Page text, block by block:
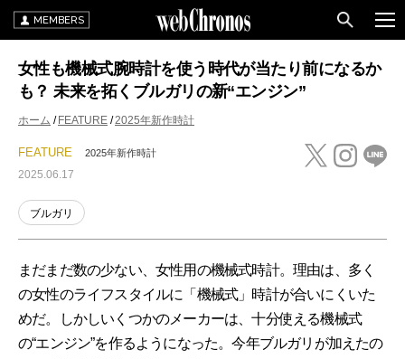
MEMBERS
女性も機械式腕時計を使う時代が当たり前になるか
も？ 未来を拓くブルガリの新“エンジン”
ホーム FEATURE 2025年新作時計
FEATURE 2025年新作時計
2025.06.17
ブルガリ
まだまだ数の少ない、女性用の機械式時計。理由は、多く
の女性のライフスタイルに「機械式」時計が合いにくいた
めだ。しかしいくつかのメーカーは、十分使える機械式
の“エンジン”を作るようになった。今年ブルガリが加えたの